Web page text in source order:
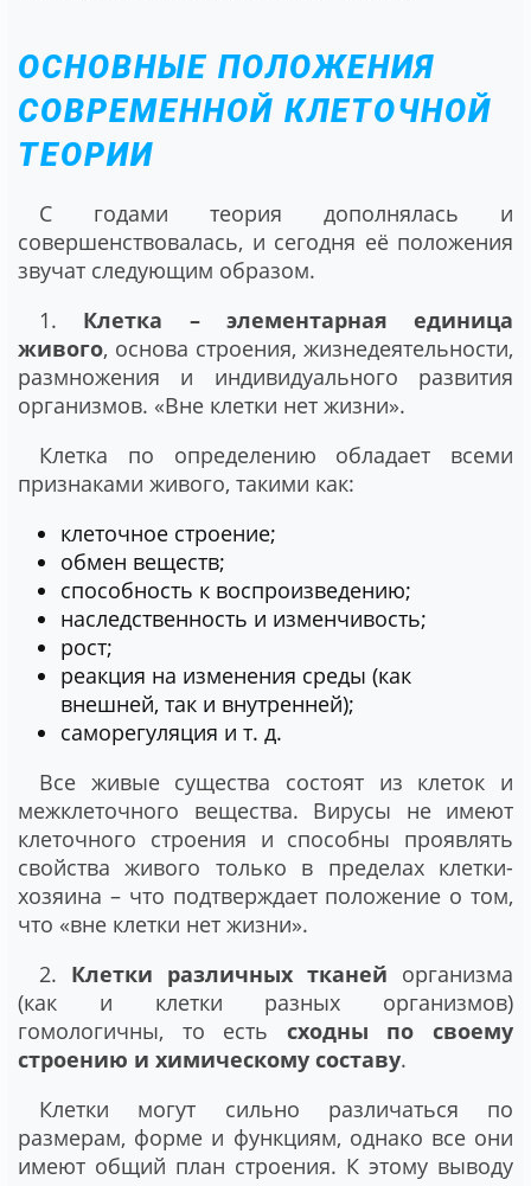
ОСНОВНЫЕ ПОЛОЖЕНИЯ
СОВРЕМЕННОЙ КЛЕТОЧНОЙ
ТЕОРИИ
С годами теория дополнялась и
совершенствовалась, и сегодня её положения
звучат следующим образом.
1. Клетка – элементарная единица
живого, основа строения, жизнедеятельности,
размножения и индивидуального развития
организмов. «Вне клетки нет жизни».
Клетка по определению обладает всеми
признаками живого, такими как:
клеточное строение;
обмен веществ;
способность к воспроизведению;
наследственность и изменчивость;
рост;
реакция на изменения среды (как
внешней, так и внутренней);
саморегуляция и т. д.
Все живые существа состоят из клеток и
межклеточного вещества. Вирусы не имеют
клеточного строения и способны проявлять
свойства живого только в пределах клетки-
хозяина – что подтверждает положение о том,
что «вне клетки нет жизни».
2. Клетки различных тканей организма
(как и клетки разных организмов)
гомологичны, то есть сходны по своему
строению и химическому составу.
Клетки могут сильно различаться по
размерам, форме и функциям, однако все они
имеют общий план строения. К этому выводу